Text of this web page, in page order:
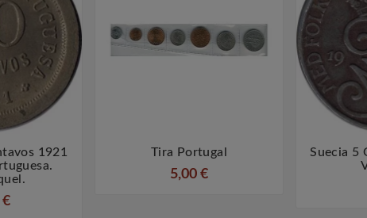

1921
€

Tira Portugal
5,00 €
Suecia 5